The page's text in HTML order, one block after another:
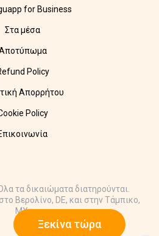
Ξεκίνα τώρα
for Business
Στα μέσα
Policy
Απορρήτου
Policy
τα δικαιώματα διατηρούνται.
Βερολίνο, DE, και στην Τάμπικο,
MX.